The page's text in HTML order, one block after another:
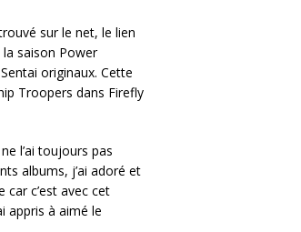
sur le net, le lien
saison Power
originaux. Cette
Troopers dans Firefly
l’ai toujours pas
albums, j’ai adoré et
c’est avec cet
appris à aimé le